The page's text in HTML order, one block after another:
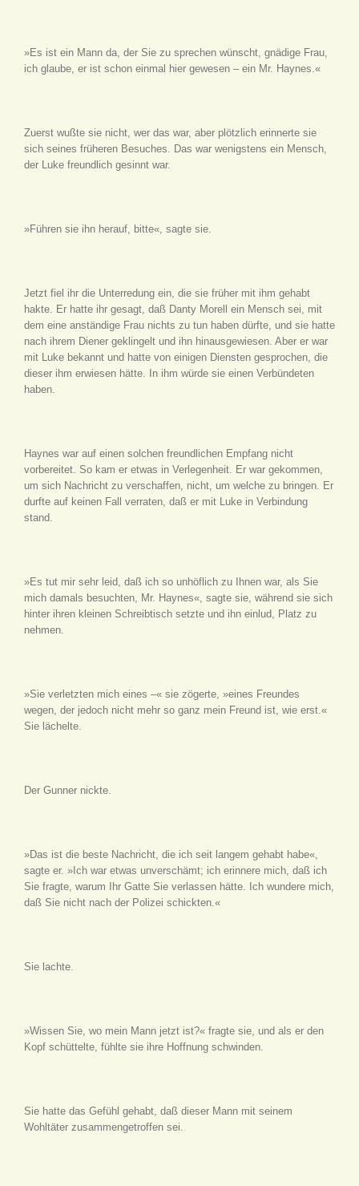
»Es ist ein Mann da, der Sie zu sprechen wünscht, gnädige Frau,
ich glaube, er ist schon einmal hier gewesen – ein Mr. Haynes.«
Zuerst wußte sie nicht, wer das war, aber plötzlich erinnerte sie
sich seines früheren Besuches. Das war wenigstens ein Mensch,
der Luke freundlich gesinnt war.
»Führen sie ihn herauf, bitte«, sagte sie.
Jetzt fiel ihr die Unterredung ein, die sie früher mit ihm gehabt
hakte. Er hatte ihr gesagt, daß Danty Morell ein Mensch sei, mit
dem eine anständige Frau nichts zu tun haben dürfte, und sie hatte
nach ihrem Diener geklingelt und ihn hinausgewiesen. Aber er war
mit Luke bekannt und hatte von einigen Diensten gesprochen, die
dieser ihm erwiesen hätte. In ihm würde sie einen Verbündeten
haben.
Haynes war auf einen solchen freundlichen Empfang nicht
vorbereitet. So kam er etwas in Verlegenheit. Er war gekommen,
um sich Nachricht zu verschaffen, nicht, um welche zu bringen. Er
durfte auf keinen Fall verraten, daß er mit Luke in Verbindung
stand.
»Es tut mir sehr leid, daß ich so unhöflich zu Ihnen war, als Sie
mich damals besuchten, Mr. Haynes«, sagte sie, während sie sich
hinter ihren kleinen Schreibtisch setzte und ihn einlud, Platz zu
nehmen.
»Sie verletzten mich eines –« sie zögerte, »eines Freundes
wegen, der jedoch nicht mehr so ganz mein Freund ist, wie erst.«
Sie lächelte.
Der Gunner nickte.
»Das ist die beste Nachricht, die ich seit langem gehabt habe«,
sagte er. »Ich war etwas unverschämt; ich erinnere mich, daß ich
Sie fragte, warum Ihr Gatte Sie verlassen hätte. Ich wundere mich,
daß Sie nicht nach der Polizei schickten.«
Sie lachte.
»Wissen Sie, wo mein Mann jetzt ist?« fragte sie, und als er den
Kopf schüttelte, fühlte sie ihre Hoffnung schwinden.
Sie hatte das Gefühl gehabt, daß dieser Mann mit seinem
Wohltäter zusammengetroffen sei.